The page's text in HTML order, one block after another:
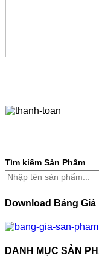
Tìm kiếm Sản Phẩm
Download Bảng Giá
DANH MỤC SẢN